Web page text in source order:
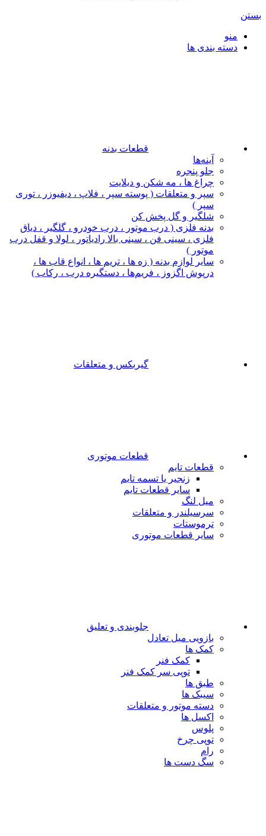
بستن
منو
دسته بندی ها
قطعات بدنه
آینه‌ها
جلو پنجره
چراغ‌ ها ، مه‌ شکن و دیلایت
سپر و متعلقات ( پوسته سپر ، فلاپ ، دیفیوزر ، توری
سپر )
شلگیر و گل‌ پخش‌ کن
بدنه فلزی ( درب موتور ، درب خودرو ، گلگیر ، دیاق
فلزی ، سینی فن ، سینی بالا رادیاتور ، لولا و قفل درب
موتور )
سایر لوازم بدنه ( زه ها ، تریم ها ، انواع قاب ها ،
درپوش اگزوز ، فریم‌ها ، دستگیره درب ، رکاب )
گیربکس و متعلقات
قطعات موتوری
قطعات تایم
زنجیر یا تسمه تایم
سایر قطعات تایم
میل لنگ
سرسیلندر و متعلقات
ترموستات
سایر قطعات موتوری
جلوبندی و تعلیق
بازویی میل تعادل
کمک ها
کمک فنر
توپی سر کمک فنر
طبق ها
سیبک ها
دسته موتور و متعلقات
اکسل ها
پلوس
توپی چرخ
رام
سگ دست ها